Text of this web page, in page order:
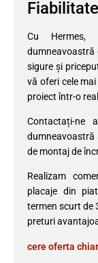
Cu Hermes,
dumneavoastră
sigure și
vă oferi cele
proiect într-o
Contactați-ne
dumneavoastră
de montaj de
Realizam
placaje din
termen scurt de
preturi
cere oferta